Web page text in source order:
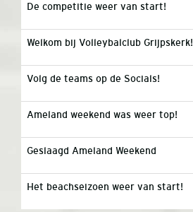
De competitie weer van start!
Welkom bij Volleybalclub Grijpskerk!
Volg de teams op de Socials!
Ameland weekend was weer top!
Geslaagd Ameland Weekend
Het beachseizoen weer van start!